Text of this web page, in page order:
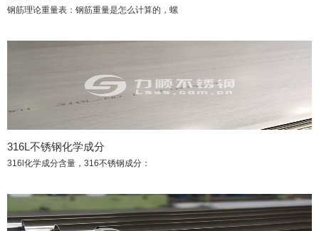
钢筋理论重量表：钢筋重量是怎么计算的，螺
316L不锈钢化学成分
316l化学成分含量，316不锈钢成分：